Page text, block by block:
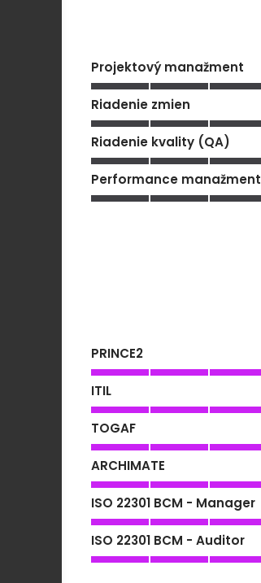
Projektový manažment
Riadenie zmien
Riadenie kvality (QA)
Performance manažment
PRINCE2
ITIL
TOGAF
ARCHIMATE
ISO 22301 BCM - Manager
ISO 22301 BCM - Auditor